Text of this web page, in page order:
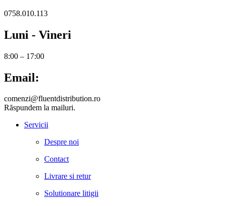
0758.010.113
Luni - Vineri
8:00 – 17:00
Email:
comenzi@fluentdistribution.ro
Răspundem la mailuri.
Servicii
Despre noi
Contact
Livrare si retur
Solutionare litigii